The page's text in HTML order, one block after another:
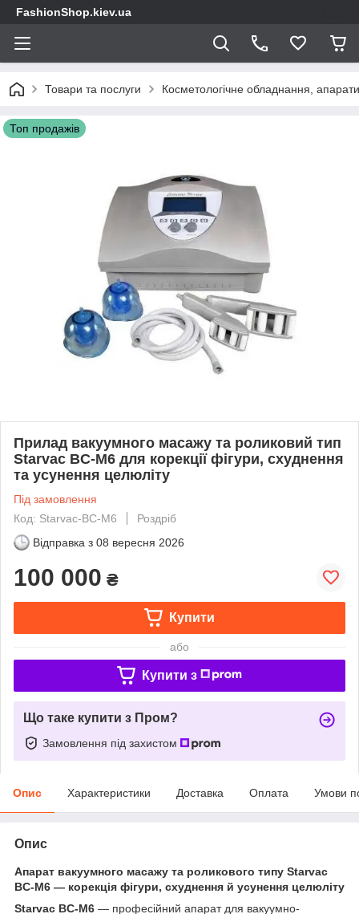
FashionShop.kiev.ua
Товари та послуги Косметологічне обладнання,
Топ продажів
Прилад вакуумного масажу та роликовий тип
Starvac BC-M6 для корекції фігури, схуднення
та усунення целюліту
Під замовлення
Код: Starvac-BC-M6
Роздріб
Відправка з 08 вересня 2026
100 000 ₴
Купити
або
Купити з
Що таке купити з Пром?
Замовлення під захистом
Опис Характеристики Доставка Оплата Умови
Опис
Апарат вакуумного масажу та роликового типу Starvac
BC-M6 — корекція фігури, схуднення й усунення целюліту
Starvac BC-M6 — професійний апарат для вакуумно-